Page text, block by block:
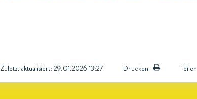
Zuletzt aktualisiert: 29.01.2026 13:27 Drucken Teilen